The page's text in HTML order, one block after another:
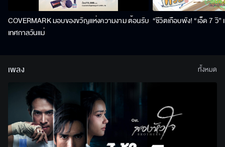
COVERMARK มอบของขวัญแห่งความงาม ต้อนรับ
เทศกาลวันแม่
“ชีวิตเกือบพัง! “เอ็ด 7 วิ
เพลง ทั้งหมด